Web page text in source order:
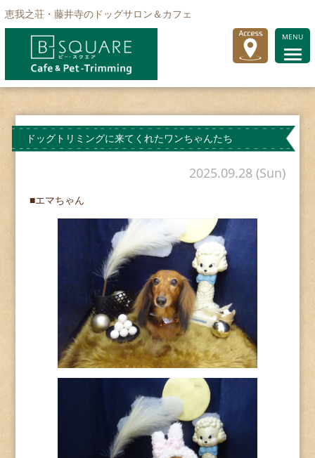
恵我之荘・藤井寺のドッグサロン＆カフェ
MENU
ドッグトリミングに来てくれたワンちゃんたち
2025.09.28 (Sun)
■エマちゃん